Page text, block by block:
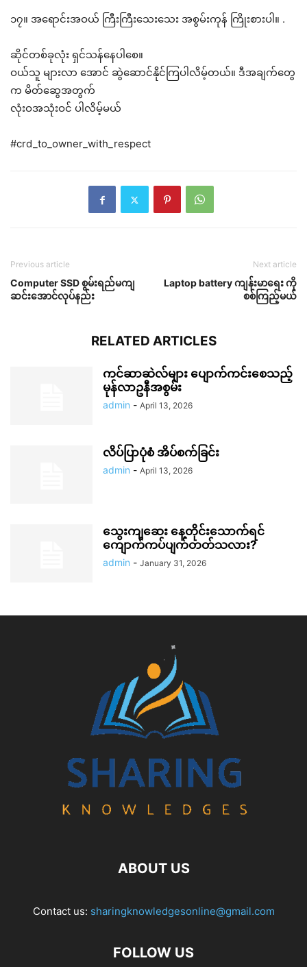
၁၇။ အရောင်းအဝယ် ကြီးကြီးသေးသေး အစွမ်းကုန် ကြိုးစားပါ။ .
ဆိုင်တစ်ခုလုံး ရှင်သန်နေပါစေ။
ဝယ်သူ များလာ အောင် ဆွဲဆောင်နိုင်ကြပါလိမ့်တယ်။ ဒီအချက်တွေ
က မိတ်ဆွေအတွက်
လုံးဝအသုံးဝင် ပါလိမ့်မယ်
#crd_to_owner_with_respect
Previous article
Computer SSD စွမ်းရည်မကျ
ဆင်းအောင်လုပ်နည်း
Next article
Laptop battery ကျန်းမာရေး ကို
စစ်ကြည့်မယ်
RELATED ARTICLES
ကင်ဆာဆဲလ်များ ပျောက်ကင်းစေသည့်
မုန်လာဥနီအစွမ်း
admin - April 13, 2026
လိပ်ပြာပုံစံ အိပ်စက်ခြင်း
admin - April 13, 2026
သွေးကျဆေး နေ့တိုင်းသောက်ရင်
ကျောက်ကပ်ပျက်တတ်သလား?
admin - January 31, 2026
ABOUT US
Contact us: sharingknowledgesonline@gmail.com
FOLLOW US